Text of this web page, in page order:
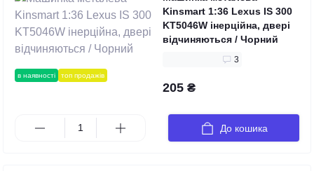
в наявності топ продажів
Kinsmart 1:36 Lexus IS 300
KT5046W інерційна, двері
відчиняються / Чорний
3
205 ₴
До кошика